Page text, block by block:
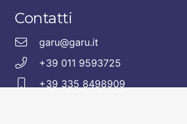
Contatti
garu@garu.it
+39 011 9593725
+39 335 8498909